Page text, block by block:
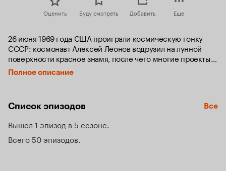
Оценить Буду смотреть Добавить Еще
26 июня 1969 года США проиграли космическую гонку
СССР: космонавт Алексей Леонов водрузил на лунной
поверхности красное знамя, после чего многие проекты
NASA сворачиваются. Но американцы не собираются
сдаваться, и решают снова бросить вызов Советскому
Полное описание
Список эпизодов Все
Вышел 1 эпизод в 5 сезоне
Всего 50 эпизодов